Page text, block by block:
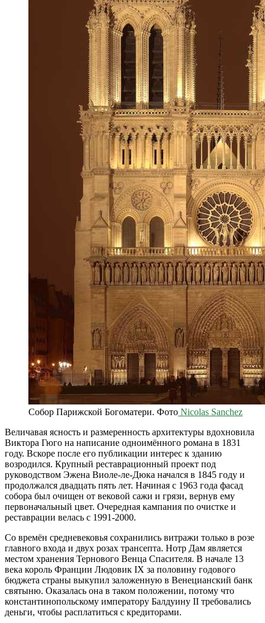
Собор Парижской Богоматери. Фото Nicolas Sanchez
Величавая ясность и размеренность архитектуры вдохновила
Виктора Гюго на написание одноимённого романа в 1831
году. Вскоре после его публикации интерес к зданию
возродился. Крупный реставрационный проект под
руководством Эжена Виоле-ле-Дюка начался в 1845 году и
продолжался двадцать пять лет. Начиная с 1963 года фасад
собора был очищен от вековой сажи и грязи, вернув ему
первоначальный цвет. Очередная кампания по очистке и
реставрации велась с 1991-2000.
Со времён средневековья сохранились витражи только в розе
главного входа и двух розах трансепта. Нотр Дам является
местом хранения Тернового Венца Спасителя. В начале 13
века король Франции Людовик IX за половину годового
бюджета страны выкупил заложенную в Венецианский банк
святыню. Оказалась она в таком положении, потому что
константинопольскому императору Балдуину II требовались
деньги, чтобы расплатиться с кредиторами.